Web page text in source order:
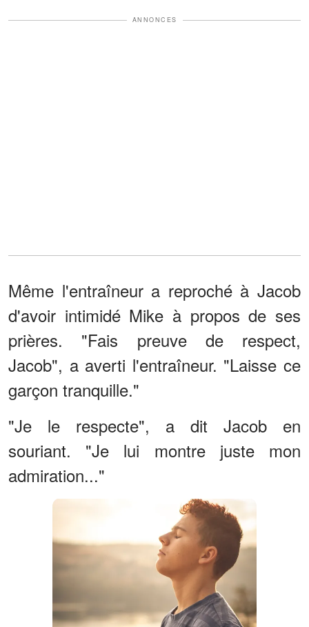
ANNONCES
Même l'entraîneur a reproché à Jacob
d'avoir intimidé Mike à propos de ses
prières. "Fais preuve de respect,
Jacob", a averti l'entraîneur. "Laisse ce
garçon tranquille."
"Je le respecte", a dit Jacob en
souriant. "Je lui montre juste mon
admiration..."